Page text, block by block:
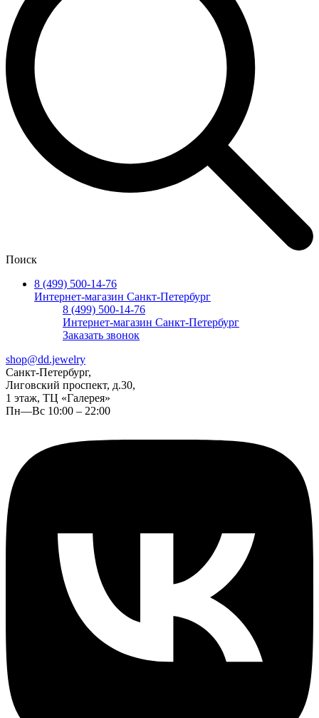
Поиск
8 (499) 500-14-76
Интернет-магазин Санкт-Петербург
8 (499) 500-14-76
Интернет-магазин Санкт-Петербург
Заказать звонок
shop@dd.jewelry
Санкт-Петербург,
Лиговский проспект, д.30,
1 этаж, ТЦ «Галерея»
Пн—Вс 10:00 – 22:00